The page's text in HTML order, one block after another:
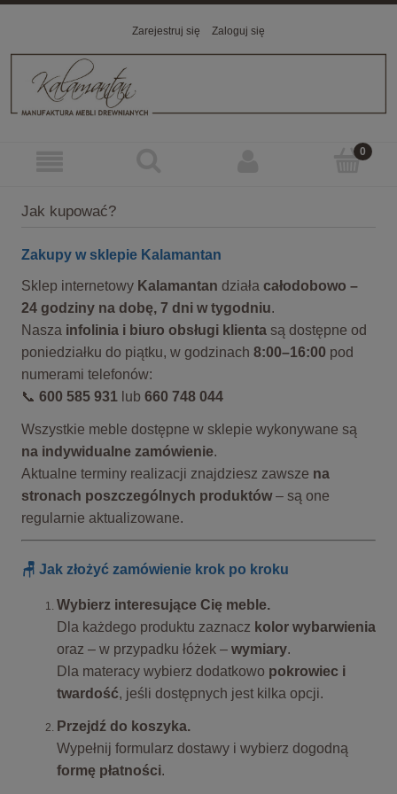
Zarejestruj się Zaloguj się
Jak kupować?
Zakupy w sklepie Kalamantan
Sklep internetowy Kalamantan działa całodobowo –
24 godziny na dobę, 7 dni w tygodniu.
Nasza infolinia i biuro obsługi klienta są dostępne od
poniedziałku do piątku, w godzinach 8:00–16:00 pod
numerami telefonów:
📞 600 585 931 lub 660 748 044
Wszystkie meble dostępne w sklepie wykonywane są
na indywidualne zamówienie.
Aktualne terminy realizacji znajdziesz zawsze na
stronach poszczególnych produktów– są one
regularnie aktualizowane.
🪑 Jak złożyć zamówienie krok po kroku
Wybierz interesujące Cię meble.
Dla każdego produktu zaznacz kolor wybarwienia
oraz – w przypadku łóżek – wymiary.
Dla materacy wybierz dodatkowo pokrowiec i
twardość, jeśli dostępnych jest kilka opcji.
Przejdź do koszyka.
Wypełnij formularz dostawy i wybierz dogodną
formę płatności.